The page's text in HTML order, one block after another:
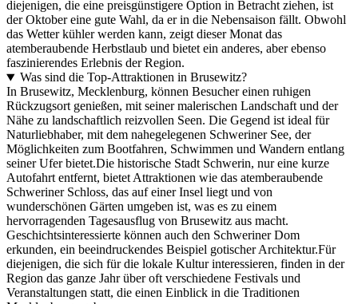
diejenigen, die eine preisgünstigere Option in Betracht ziehen, ist
der Oktober eine gute Wahl, da er in die Nebensaison fällt. Obwohl
das Wetter kühler werden kann, zeigt dieser Monat das
atemberaubende Herbstlaub und bietet ein anderes, aber ebenso
faszinierendes Erlebnis der Region.
Was sind die Top-Attraktionen in Brusewitz?
In Brusewitz, Mecklenburg, können Besucher einen ruhigen
Rückzugsort genießen, mit seiner malerischen Landschaft und der
Nähe zu landschaftlich reizvollen Seen. Die Gegend ist ideal für
Naturliebhaber, mit dem nahegelegenen Schweriner See, der
Möglichkeiten zum Bootfahren, Schwimmen und Wandern entlang
seiner Ufer bietet.Die historische Stadt Schwerin, nur eine kurze
Autofahrt entfernt, bietet Attraktionen wie das atemberaubende
Schweriner Schloss, das auf einer Insel liegt und von
wunderschönen Gärten umgeben ist, was es zu einem
hervorragenden Tagesausflug von Brusewitz aus macht.
Geschichtsinteressierte können auch den Schweriner Dom
erkunden, ein beeindruckendes Beispiel gotischer Architektur.Für
diejenigen, die sich für die lokale Kultur interessieren, finden in der
Region das ganze Jahr über oft verschiedene Festivals und
Veranstaltungen statt, die einen Einblick in die Traditionen